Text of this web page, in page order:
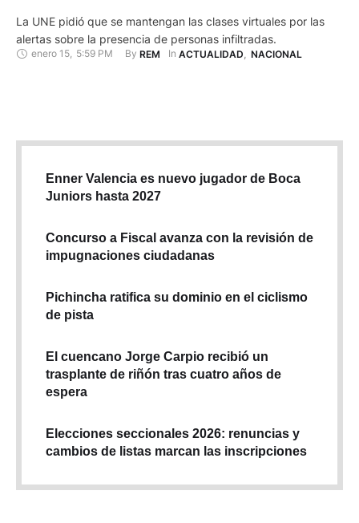
La UNE pidió que se mantengan las clases virtuales por las
alertas sobre la presencia de personas infiltradas.
enero 15, 5:59 PM By REM In ACTUALIDAD NACIONAL
Enner Valencia es nuevo jugador de Boca
Juniors hasta 2027
Concurso a Fiscal avanza con la revisión de
impugnaciones ciudadanas
Pichincha ratifica su dominio en el ciclismo
de pista
El cuencano Jorge Carpio recibió un
trasplante de riñón tras cuatro años de
espera
Elecciones seccionales 2026: renuncias y
cambios de listas marcan las inscripciones